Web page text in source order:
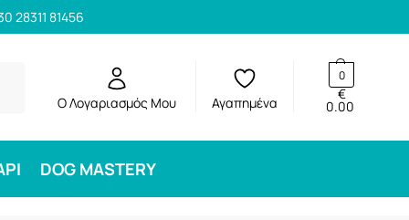
28311 81456
Ο Λογαριασμός Μου Αγαπημένα 0.00
€
0
DOG MASTERY